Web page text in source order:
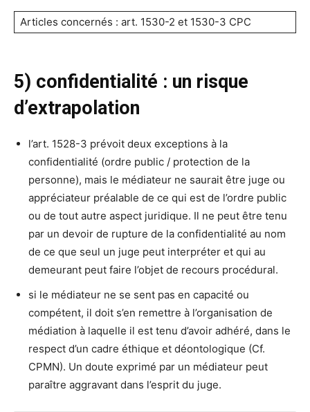
Articles concernés : art. 1530-2 et 1530-3 CPC
5) confidentialité : un risque
d’extrapolation
l’art. 1528-3 prévoit deux exceptions à la
confidentialité (ordre public / protection de la
personne), mais le médiateur ne saurait être juge ou
appréciateur préalable de ce qui est de l’ordre public
ou de tout autre aspect juridique. Il ne peut être tenu
par un devoir de rupture de la confidentialité au nom
de ce que seul un juge peut interpréter et qui au
demeurant peut faire l’objet de recours procédural.
si le médiateur ne se sent pas en capacité ou
compétent, il doit s’en remettre à l’organisation de
médiation à laquelle il est tenu d’avoir adhéré, dans le
respect d’un cadre éthique et déontologique (Cf.
CPMN). Un doute exprimé par un médiateur peut
paraître aggravant dans l’esprit du juge.